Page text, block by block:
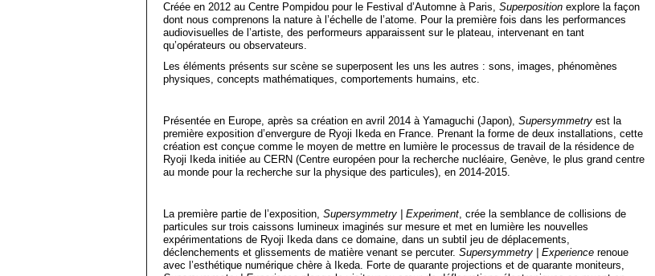
Créée en 2012 au Centre Pompidou pour le Festival d’Automne à Paris, Superposition explore la façon
dont nous comprenons la nature à l’échelle de l’atome. Pour la première fois dans les performances
audiovisuelles de l’artiste, des performeurs apparaissent sur le plateau, intervenant en tant
qu’opérateurs ou observateurs.
Les éléments présents sur scène se superposent les uns les autres : sons, images, phénomènes
physiques, concepts mathématiques, comportements humains, etc.
Présentée en Europe, après sa création en avril 2014 à Yamaguchi (Japon), Supersymmetry est la
première exposition d’envergure de Ryoji Ikeda en France. Prenant la forme de deux installations, cette
création est conçue comme le moyen de mettre en lumière le processus de travail de la résidence de
Ryoji Ikeda initiée au CERN (Centre européen pour la recherche nucléaire, Genève, le plus grand centre
au monde pour la recherche sur la physique des particules), en 2014-2015.
La première partie de l’exposition, Supersymmetry | Experiment, crée la semblance de collisions de
particules sur trois caissons lumineux imaginés sur mesure et met en lumière les nouvelles
expérimentations de Ryoji Ikeda dans ce domaine, dans un subtil jeu de déplacements,
déclenchements et glissements de matière venant se percuter. Supersymmetry | Experience renoue
avec l’esthétique numérique chère à Ikeda. Forte de quarante projections et de quarante moniteurs,